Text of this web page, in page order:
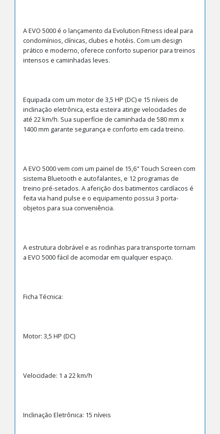
A EVO 5000 é o lançamento da Evolution Fitness ideal para
condomínios, clínicas, clubes e hotéis. Com um design
prático e moderno, oferece conforto superior para treinos
intensos e caminhadas leves.
Equipada com um motor de 3,5 HP (DC) e 15 níveis de
inclinação eletrônica, esta esteira atinge velocidades de
até 22 km/h. Sua superfície de caminhada de 580 mm x
1400 mm garante segurança e conforto em cada treino.
A EVO 5000 vem com um painel de 15,6" Touch Screen com
sistema Bluetooth e autofalantes, e 12 programas de
treino pré-setados. A aferição dos batimentos cardíacos é
feita via hand pulse e o equipamento possui 3 porta-
objetos para sua conveniência.
A estrutura dobrável e as rodinhas para transporte tornam
a EVO 5000 fácil de acomodar em qualquer espaço.
Ficha Técnica:
Motor: 3,5 HP (DC)
Velocidade: 1 a 22 km/h
Inclinação Eletrônica: 15 níveis